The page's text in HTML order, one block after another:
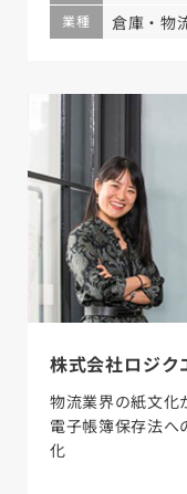
業種 倉庫・物
株式会社ロジク
物流業界の紙文化
電子帳簿保存法
化